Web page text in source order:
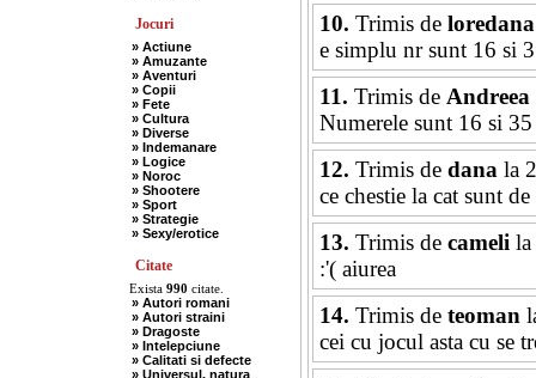
Jocuri
» Actiune
» Amuzante
» Aventuri
» Copii
» Fete
» Cultura
» Diverse
» Indemanare
» Logice
» Noroc
» Shootere
» Sport
» Strategie
» Sexy/erotice
Citate
Exista 990 citate.
» Autori romani
» Autori straini
» Dragoste
» Intelepciune
» Calitati si defecte
» Universul, natura
10. Trimis de loredana
e simplu nr sunt 16 si
11. Trimis de Andreea
Numerele sunt 16 si 35
12. Trimis de danala
ce chestie la cat sunt
13. Trimis de camelila
:'( aiurea
14. Trimis de teoman
cei cu jocul asta cu se